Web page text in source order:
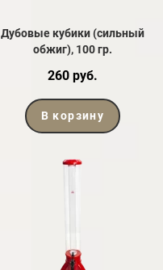
Дубовые кубики (сильный
обжиг), 100 гр.
260 руб.
В корзину